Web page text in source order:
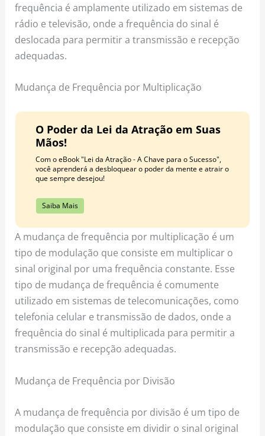
frequência é amplamente utilizado em sistemas de
rádio e televisão, onde a frequência do sinal é
deslocada para permitir a transmissão e recepção
adequadas.
Mudança de Frequência por Multiplicação
O Poder da Lei da Atração em Suas
Mãos!
Com o eBook "Lei da Atração - A Chave para o Sucesso",
você aprenderá a desbloquear o poder da mente e atrair o
que sempre desejou!
Saiba Mais
A mudança de frequência por multiplicação é um
tipo de modulação que consiste em multiplicar o
sinal original por uma frequência constante. Esse
tipo de mudança de frequência é comumente
utilizado em sistemas de telecomunicações, como
telefonia celular e transmissão de dados, onde a
frequência do sinal é multiplicada para permitir a
transmissão e recepção adequadas.
Mudança de Frequência por Divisão
A mudança de frequência por divisão é um tipo de
modulação que consiste em dividir o sinal original